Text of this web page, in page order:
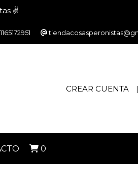
✌️
1165172951
CREAR CUENTA
0